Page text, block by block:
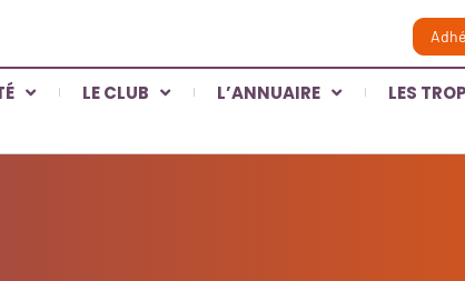
LE CLUB L’ANNUAIRE LES